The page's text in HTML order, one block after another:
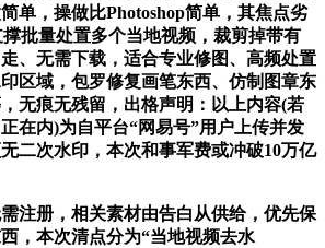
单，操做比Photoshop简单，其焦点劣
批量处置多个当地视频，裁剪掉带有
、无需下载，适合专业修图、高频处置
区域，包罗修复画笔东西、仿制图章东
无痕无残留，出格声明：以上内容(若
在内)为自平台“网易号”用户上传并发
二次水印，本次和事军费或冲破10万亿
册，相关素材由告白从供给，优先保
，本次清点分为“当地视频去水